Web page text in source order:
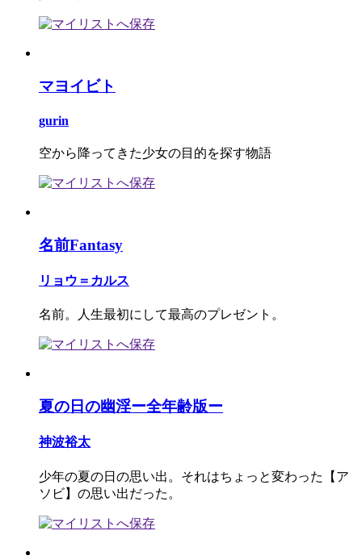
マヨイビト
gurin
空から降ってきた少女の目的を探す物語
名前Fantasy
リョウ＝カルス
名前。人生最初にして最高のプレゼント。
夏の日の幽淫ー全年齢版ー
神波裕太
少年の夏の日の思い出。それはちょっと変わった【ア
ソビ】の思い出だった。